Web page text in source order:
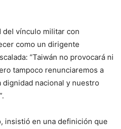
del vínculo militar con
como un dirigente
“Taiwán no provocará ni
tampoco renunciaremos a
nacional y nuestro
insistió en una definición que